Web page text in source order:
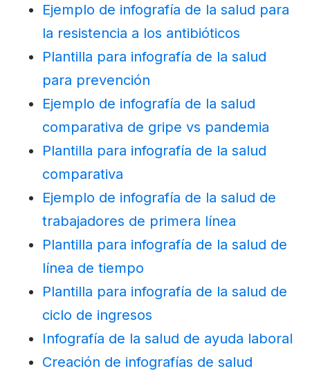
Ejemplo de infografía de la salud para
la resistencia a los antibióticos
Plantilla para infografía de la salud
para prevención
Ejemplo de infografía de la salud
comparativa de gripe vs pandemia
Plantilla para infografía de la salud
comparativa
Ejemplo de infografía de la salud de
trabajadores de primera línea
Plantilla para infografía de la salud de
línea de tiempo
Plantilla para infografía de la salud de
ciclo de ingresos
Infografía de la salud de ayuda laboral
Creación de infografías de salud